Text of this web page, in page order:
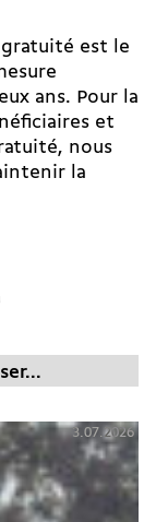
est le
ans. Pour la
et
nous
la
3.07.2026